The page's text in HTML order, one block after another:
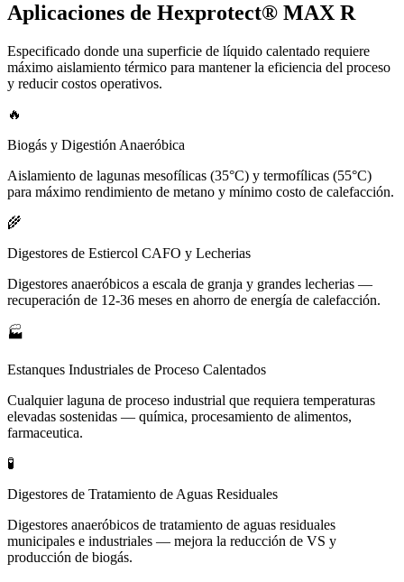
Aplicaciones de Hexprotect® MAX R
Especificado donde una superficie de líquido calentado requiere
máximo aislamiento térmico para mantener la eficiencia del proceso
y reducir costos operativos.
🔥
Biogás y Digestión Anaeróbica
Aislamiento de lagunas mesofílicas (35°C) y termofílicas (55°C)
para máximo rendimiento de metano y mínimo costo de calefacción.
🌾
Digestores de Estiercol CAFO y Lecherias
Digestores anaeróbicos a escala de granja y grandes lecherias —
recuperación de 12-36 meses en ahorro de energía de calefacción.
🏭
Estanques Industriales de Proceso Calentados
Cualquier laguna de proceso industrial que requiera temperaturas
elevadas sostenidas — química, procesamiento de alimentos,
farmaceutica.
🧪
Digestores de Tratamiento de Aguas Residuales
Digestores anaeróbicos de tratamiento de aguas residuales
municipales e industriales — mejora la reducción de VS y
producción de biogás.